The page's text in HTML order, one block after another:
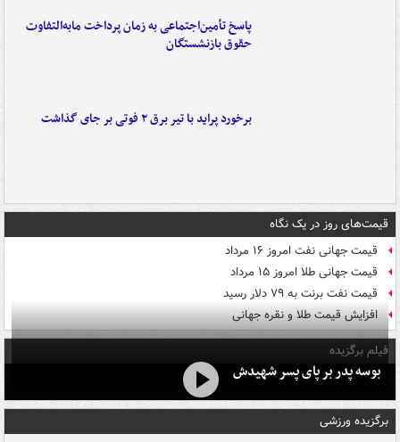
پاسخ تأمین‌اجتماعی به زمان پرداخت مابه‌التفاوت
حقوق بازنشستگان
برخورد پراید با تیر برق ۲ فوتی بر جای گذاشت
قیمت‌های روز در یک نگاه
قیمت جهانی نفت امروز ۱۶ مرداد
قیمت جهانی طلا امروز ۱۵ مرداد
قیمت نفت برنت به ۷۹ دلار رسید
افزایش قیمت طلا و نقره جهانی
فیلم برگزیده
بوسه‌ پدر بر پای پسر شهیدش
برگزیده ورزشی